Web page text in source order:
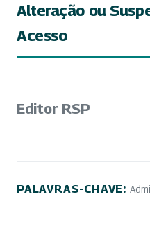
Alteração ou
Acesso
Editor RSP
PALAVRAS-CHAVE: